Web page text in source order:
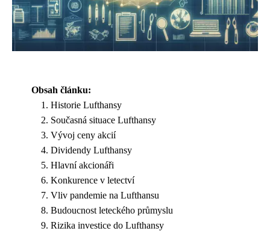
Obsah článku:
Historie Lufthansy
Současná situace Lufthansy
Vývoj ceny akcií
Dividendy Lufthansy
Hlavní akcionáři
Konkurence v letectví
Vliv pandemie na Lufthansu
Budoucnost leteckého průmyslu
Rizika investice do Lufthansy